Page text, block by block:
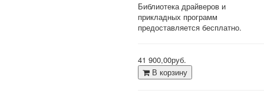
Библиотека драйверов и
прикладных программ
предоставляется бесплатно.
41 900,00руб.
В корзину